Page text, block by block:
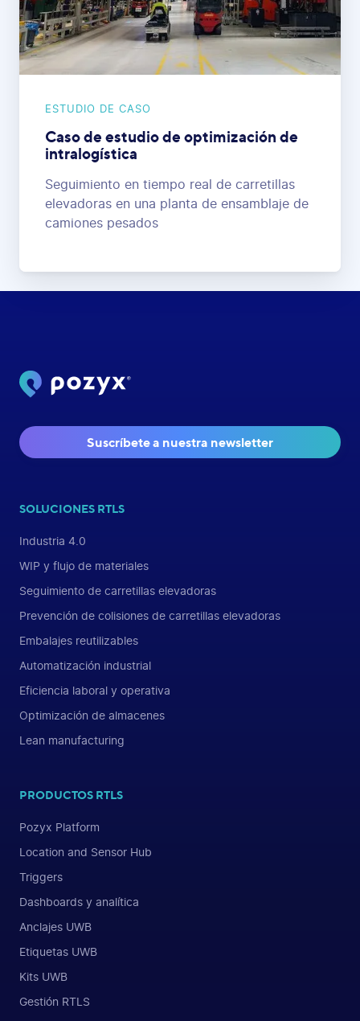
ESTUDIO DE CASO
Caso de estudio de optimización de
intralogística
Seguimiento en tiempo real de carretillas
elevadoras en una planta de ensamblaje de
camiones pesados
Suscríbete a nuestra newsletter
SOLUCIONES RTLS
Industria 4.0
WIP y flujo de materiales
Seguimiento de carretillas elevadoras
Prevención de colisiones de carretillas elevadoras
Embalajes reutilizables
Automatización industrial
Eficiencia laboral y operativa
Optimización de almacenes
Lean manufacturing
PRODUCTOS RTLS
Pozyx Platform
Location and Sensor Hub
Triggers
Dashboards y analítica
Anclajes UWB
Etiquetas UWB
Kits UWB
Gestión RTLS